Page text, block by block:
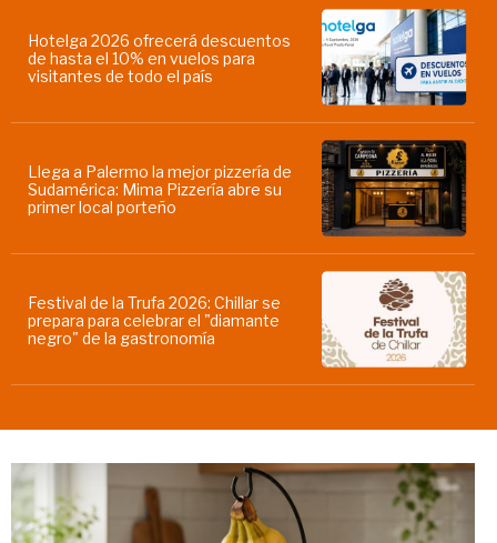
Hotelga 2026 ofrecerá descuentos
de hasta el 10% en vuelos para
visitantes de todo el país
Llega a Palermo la mejor pizzería de
Sudamérica: Mima Pizzería abre su
primer local porteño
Festival de la Trufa 2026: Chillar se
prepara para celebrar el "diamante
negro" de la gastronomía